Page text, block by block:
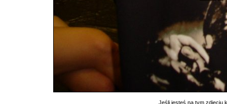
Jeśli jesteś na tym zdjęciu